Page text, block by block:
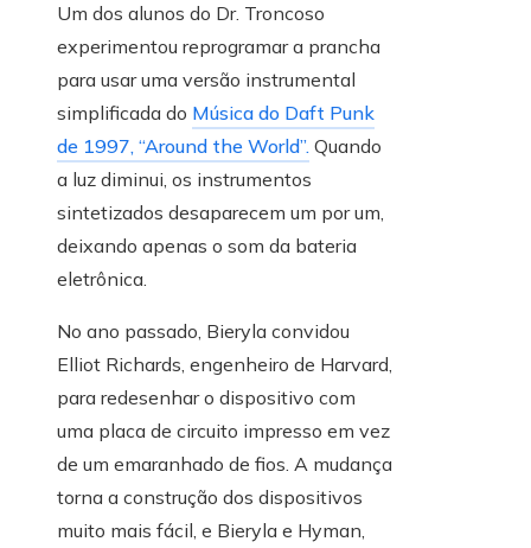
Um dos alunos do Dr. Troncoso
experimentou reprogramar a prancha
para usar uma versão instrumental
simplificada do Música do Daft Punk
de 1997, “Around the World”. Quando
a luz diminui, os instrumentos
sintetizados desaparecem um por um,
deixando apenas o som da bateria
eletrônica.
No ano passado, Bieryla convidou
Elliot Richards, engenheiro de Harvard,
para redesenhar o dispositivo com
uma placa de circuito impresso em vez
de um emaranhado de fios. A mudança
torna a construção dos dispositivos
muito mais fácil, e Bieryla e Hyman,